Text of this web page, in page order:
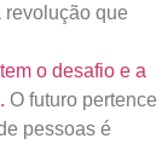
revolução que
o desafio e a
O futuro pertence
pessoas é